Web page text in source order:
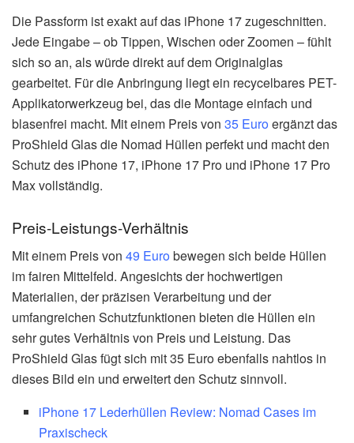
Die Passform ist exakt auf das iPhone 17 zugeschnitten.
Jede Eingabe – ob Tippen, Wischen oder Zoomen – fühlt
sich so an, als würde direkt auf dem Originalglas
gearbeitet. Für die Anbringung liegt ein recycelbares PET-
Applikatorwerkzeug bei, das die Montage einfach und
blasenfrei macht. Mit einem Preis von 35 Euroergänzt das
ProShield Glas die Nomad Hüllen perfekt und macht den
Schutz des iPhone 17, iPhone 17 Pro und iPhone 17 Pro
Max vollständig.
Preis-Leistungs-Verhältnis
Mit einem Preis von 49 Eurobewegen sich beide Hüllen
im fairen Mittelfeld. Angesichts der hochwertigen
Materialien, der präzisen Verarbeitung und der
umfangreichen Schutzfunktionen bieten die Hüllen ein
sehr gutes Verhältnis von Preis und Leistung. Das
ProShield Glas fügt sich mit 35 Euro ebenfalls nahtlos in
dieses Bild ein und erweitert den Schutz sinnvoll.
iPhone 17 Lederhüllen Review: Nomad Cases im
Praxischeck